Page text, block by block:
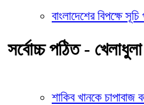
বাংলাদেশের বিপক্ষে
সর্বোচ্চ পঠিত - খেলাধুলা
শাকিব খানকে